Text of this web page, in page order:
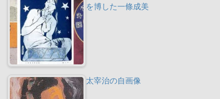
を博した一條成美
太宰治の自画像